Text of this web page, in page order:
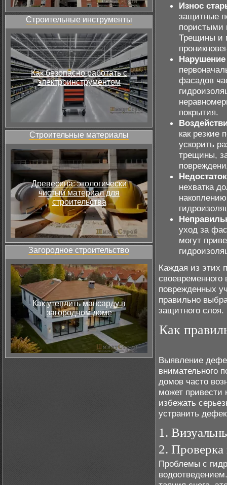
Строительные инструменты
Как безопасно работать с
электроинструментом
Строительные материалы
Древесина: экологически
чистый материал для
строительства
Загородное строительство
Как утеплить мансарду в
загородном доме
Износ
защитные
пористыми
Трещины и
Нарушение
фасадов
покрытия.
как резкие
ускорить
трещины,
нехватка
уход за
могут
Каждая из этих
поврежденных
правильно
защитного слоя.
Как
Выявление
внимательного
домов часто
может
избежать
устранить
1.
2. Проверка
Проблемы с